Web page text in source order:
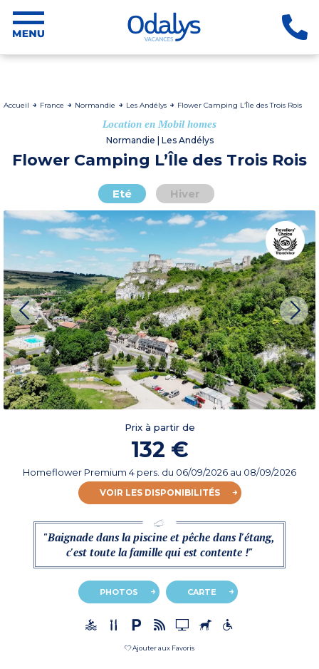
Accueil France Normandie Les Andélys Flower Camping L’Île des Trois Rois
Location en Mobil homes
Normandie | Les Andélys
Flower Camping L’Île des Trois Rois
Eté Hiver
Prix à partir de
132 €
Homeflower Premium 4 pers. du 06/09/2026 au 08/09/2026
VOIR LES DISPONIBILITÉS
"Baignade dans la piscine et pêche dans l'étang,
c'est toute la famille qui est contente !"
PHOTOS CARTE
Ajouter aux Favoris